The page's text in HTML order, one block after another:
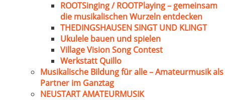
ROOTSinging / ROOTPlaying – gemeinsam
die musikalischen Wurzeln entdecken
THEDINGSHAUSEN SINGT UND KLINGT
Ukulele bauen und spielen
Village Vision Song Contest
Werkstatt Quillo
Musikalische Bildung für alle – Amateurmusik als
Partner im Ganztag
NEUSTART AMATEURMUSIK